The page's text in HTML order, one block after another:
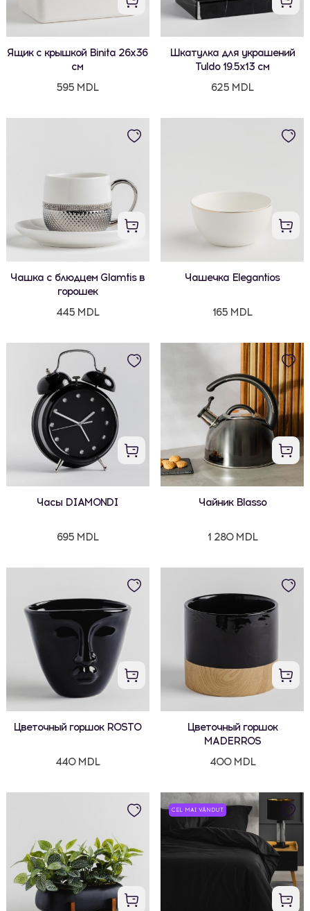
Ящик с крышкой Binita 26x36
см
595 MDL
Шкатулка для украшений
Tuldo 19.5x13 см
625 MDL
Чашка с блюдцем Glamtis в
горошек
445 MDL
Чашечка Elegantios
165 MDL
Часы DIAMONDI
695 MDL
Чайник Blasso
1 280 MDL
Цветочный горшок ROSTO
440 MDL
Цветочный горшок
MADERROS
400 MDL
CEL MAI VÂNDUT